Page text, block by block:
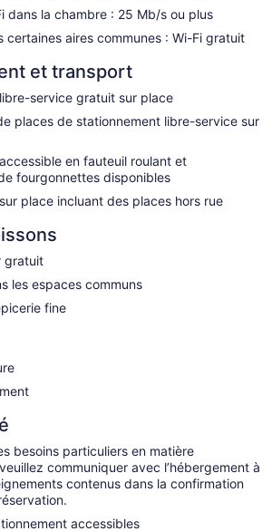
dans la chambre : 25 Mb/s ou plus
certaines aires communes : Wi-Fi gratuit
et transport
service gratuit sur place
places de stationnement libre-service sur
en fauteuil roulant et
fourgonnettes disponibles
place incluant des places hors rue
gratuit
les espaces communs
fine
besoins particuliers en matière
communiquer avec l’hébergement à
contenus dans la confirmation
accessibles